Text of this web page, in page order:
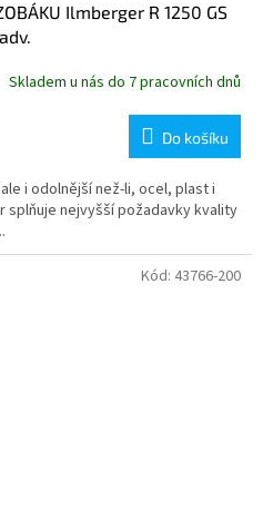
Ilmberger R 1250 GS
adv.
Skladem u nás do 7 pracovních dnů
Do košíku
i odolnější než-li, ocel, plast i
splňuje nejvyšší požadavky kvality
Kód: 43766-200